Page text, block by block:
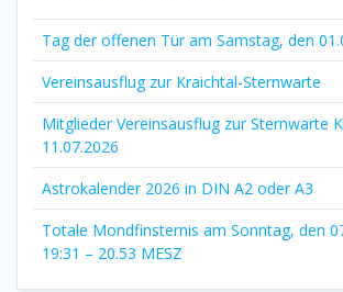
Tag der offenen Tür am Samstag, den
Vereinsausflug zur Kraichtal-Sternwarte
Mitglieder Vereinsausflug zur Sternwarte
11.07.2026
Astrokalender 2026 in DIN A2 oder A3
Totale Mondfinsternis am Sonntag, den
19:31 – 20.53 MESZ